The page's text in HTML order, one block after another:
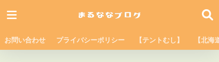
お問い合わせ プライバシーポリシー 【テントむし】 【北海